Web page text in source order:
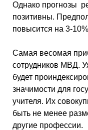
Однако прогнозы
позитивны.
повысится на 3-
Самая весомая
сотрудников МВД.
будет
значимости для
учителя. Их
быть не менее
другие профессии.